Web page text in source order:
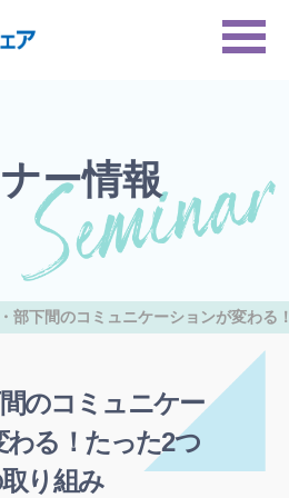
ー情報
部下間のコミュニケーションが変わる
のコミュニケー
わる！たった2つ
り組み